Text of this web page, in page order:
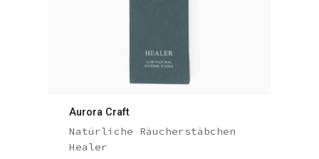
Aurora Craft
Natürliche Räucherstäbchen
Healer